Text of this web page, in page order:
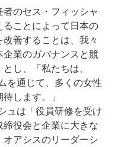
のセス・フィッシャ
ことによって日本の
善することは、我々
業のガバナンスと競
し、「私たちは、
を通じて、多くの女性
します。」
ュは「役員研修を受け
役会と企業に大きな
アシスのリーダーシ